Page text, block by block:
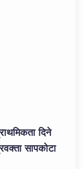
दिने
सापकोटा